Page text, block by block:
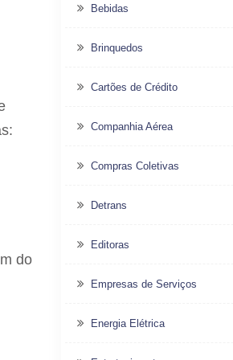
do
Bebidas
Brinquedos
Cartões de Crédito
Companhia Aérea
Compras Coletivas
Detrans
Editoras
Empresas de Serviços
Energia Elétrica